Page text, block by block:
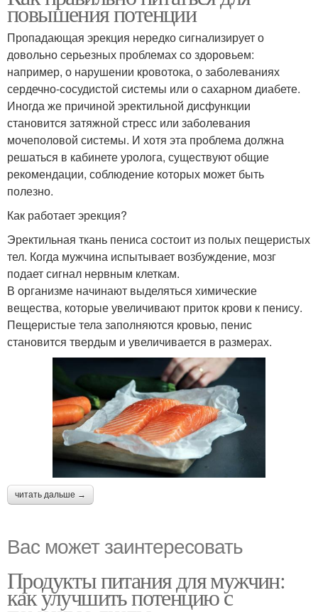
повышения потенции
Пропадающая эрекция нередко сигнализирует о
довольно серьезных проблемах со здоровьем:
например, о нарушении кровотока, о заболеваниях
сердечно-сосудистой системы или о сахарном диабете.
Иногда же причиной эректильной дисфункции
становится затяжной стресс или заболевания
мочеполовой системы. И хотя эта проблема должна
решаться в кабинете уролога, существуют общие
рекомендации, соблюдение которых может быть
полезно.
Как работает эрекция?
Эректильная ткань пениса состоит из полых пещеристых
тел. Когда мужчина испытывает возбуждение, мозг
подает сигнал нервным клеткам.
В организме начинают выделяться химические
вещества, которые увеличивают приток крови к пенису.
Пещеристые тела заполняются кровью, пенис
становится твердым и увеличивается в размерах.
читать дальше →
Вас может заинтересовать
Продукты питания для мужчин:
как улучшить потенцию с